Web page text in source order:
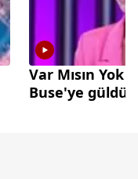
Var Mısın Yok
Buse'ye güldü